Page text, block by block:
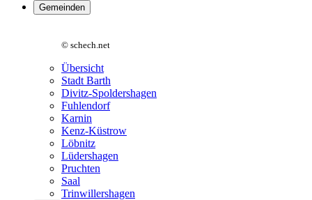
Gemeinden
© schech.net
Übersicht
Stadt Barth
Divitz-Spoldershagen
Fuhlendorf
Karnin
Kenz-Küstrow
Löbnitz
Lüdershagen
Pruchten
Saal
Trinwillershagen